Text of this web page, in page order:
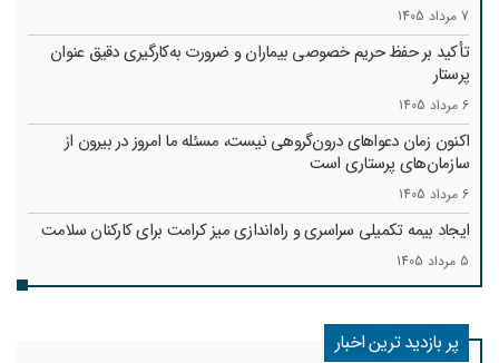
7 مرداد 1405
تأکید بر حفظ حریم خصوصی بیماران و ضرورت به‌کارگیری دقیق عنوان
پرستار
6 مرداد 1405
اکنون زمان دعواهای درون‌گروهی نیست، مسئله ما امروز در بیرون از
سازمان‌های پرستاری است
6 مرداد 1405
ایجاد بیمه تکمیلی سراسری و راه‌اندازی میز کرامت برای کارکنان سلامت
5 مرداد 1405
پر بازدید ترین اخبار